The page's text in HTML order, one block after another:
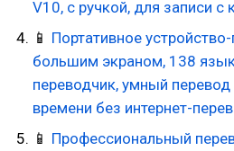
V10, с ручкой, для записи с
📱 Портативное
большим экраном, 138
переводчик, умный
времени без интернет-
📱 Профессиональный